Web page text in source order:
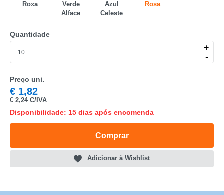
Roxa
Verde
Alface
Azul
Celeste
Rosa
Quantidade
+
-
Preço uni.
€ 1,82
€ 2,24 C/IVA
Disponibilidade: 15 dias após encomenda
Comprar
Adicionar à Wishlist
NOME